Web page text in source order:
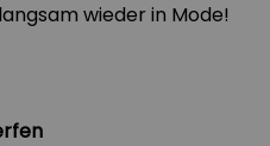
wieder in Mode!